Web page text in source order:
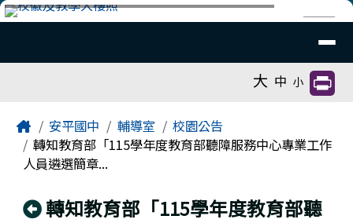
跳至主內容區
臺南市安平國中全球資訊網
大 中 小
Home安平國中 輔導室
校園公告
轉知教育部「115學年度教育部聽障服務中心專業工作
人員遴選簡章...
回上頁
轉知教育部「115學年度教育部聽